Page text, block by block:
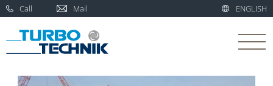
Call Mail ENGLISH